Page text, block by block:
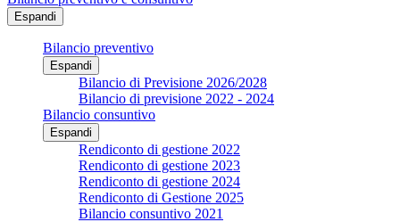
Espandi
Bilancio preventivo
Espandi
Bilancio di Previsione 2026/2028
Bilancio di previsione 2022 - 2024
Bilancio consuntivo
Espandi
Rendiconto di gestione 2022
Rendiconto di gestione 2023
Rendiconto di gestione 2024
Rendiconto di Gestione 2025
Bilancio consuntivo 2021